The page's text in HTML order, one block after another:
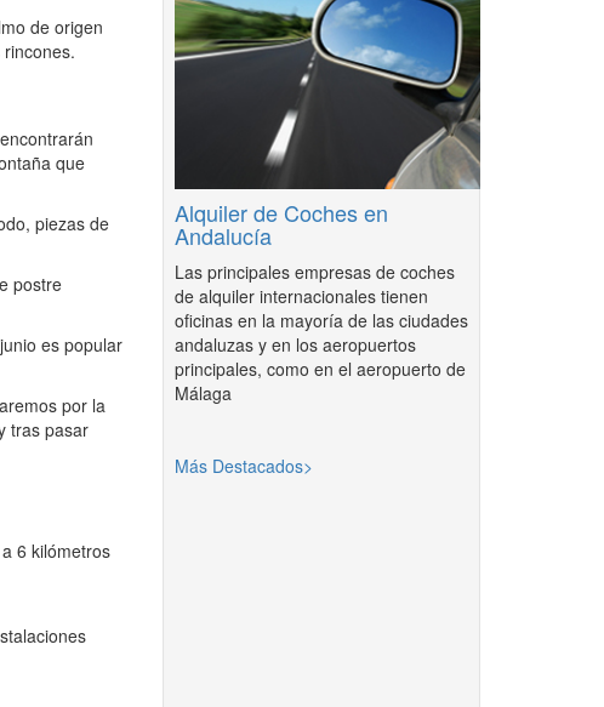
de origen
que
piezas de
postre
es popular
por la
tras pasar
6 kilómetros
Alquiler de Coches en
Andalucía
Las principales empresas de coches
de alquiler internacionales tienen
oficinas en la mayoría de las ciudades
andaluzas y en los aeropuertos
principales, como en el aeropuerto de
Málaga
Más Destacados>